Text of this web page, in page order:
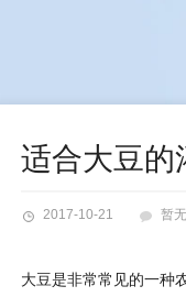
适合大豆的
2017-10-21 暂
大豆是非常常见的一种